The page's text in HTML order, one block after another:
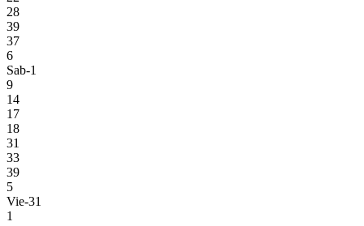
28
39
37
6
Sab-1
9
14
17
18
31
33
39
5
Vie-31
1